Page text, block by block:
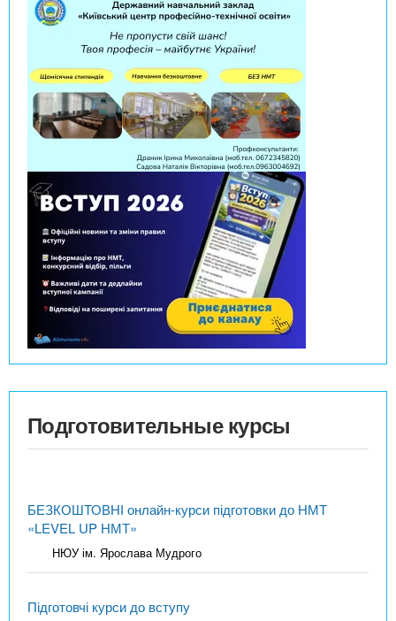
Подготовительные курсы
БЕЗКОШТОВНІ онлайн-курси підготовки до НМТ
«LEVEL UP НМТ»
НЮУ ім. Ярослава Мудрого
Підготовчі курси до вступу